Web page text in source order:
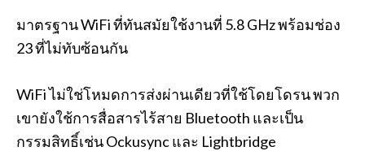
มาตรฐาน WiFi ที่ทันสมัยใช้งานที่ 5.8 GHz พร้อมช่อง
23 ที่ไม่ทับซ้อนกัน
WiFi ไม่ใช่โหมดการส่งผ่านเดียวที่ใช้โดยโดรน พวก
เขายังใช้การสื่อสารไร้สาย Bluetooth และเป็น
กรรมสิทธิ์เช่น Ockusync และ Lightbridge